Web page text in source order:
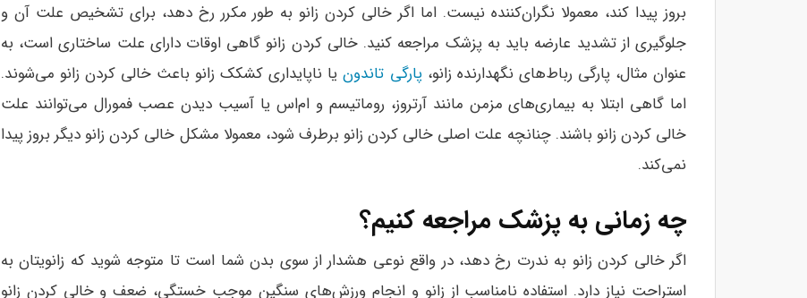
بروز پیدا کند، معمولا نگران‌کننده نیست. اما اگر خالی کردن زانو به طور مکرر رخ دهد، برای تشخیص علت آن و
جلوگیری از تشدید عارضه باید به پزشک مراجعه کنید. خالی کردن زانو گاهی اوقات دارای علت ساختاری است، به
عنوان مثال، پارگی رباط‌های نگهدارنده زانو،پارگی تاندونیا ناپایداری کشکک زانو باعث خالی کردن زانو می‌شوند.
اما گاهی ابتلا به بیماری‌های مزمن مانند آرتروز، روماتیسم و ام‌اس یا آسیب دیدن عصب فمورال می‌توانند علت
خالی کردن زانو باشند. چنانچه علت اصلی خالی کردن زانو برطرف شود، معمولا مشکل خالی کردن زانو دیگر بروز پیدا
نمی‌کند.
چه زمانی به پزشک مراجعه کنیم؟
اگر خالی کردن زانو به ندرت رخ دهد، در واقع نوعی هشدار از سوی بدن شما است تا متوجه شوید که زانویتان به
استراحت نیاز دارد. استفاده نامناسب از زانو و انجام ورزش‌های سنگین موجب خستگی، ضعف و خالی کردن زانو